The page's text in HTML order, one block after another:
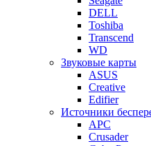
DELL
Toshiba
Transcend
WD
Звуковые карты
ASUS
Creative
Edifier
Источники
APC
Crusader